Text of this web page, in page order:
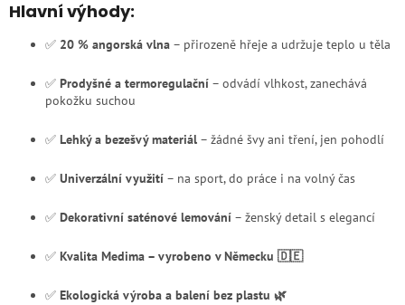
Hlavní výhody:
✅ 20 % angorská vlna – přirozeně hřeje a udržuje teplo u těla
✅ Prodyšné a termoregulační – odvádí vlhkost, zanechává
pokožku suchou
✅ Lehký a bezešvý materiál – žádné švy ani tření, jen pohodlí
✅ Univerzální využití – na sport, do práce i na volný čas
✅ Dekorativní saténové lemování – ženský detail s elegancí
✅ Kvalita Medima – vyrobeno v Německu 🇩🇪
✅ Ekologická výroba a balení bez plastu 🌿